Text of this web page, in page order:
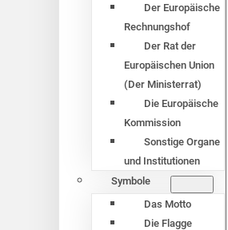
Der Europäische
Rechnungshof
Der Rat der
Europäischen Union
(Der Ministerrat)
Die Europäische
Kommission
Sonstige Organe
und Institutionen
Symbole
Das Motto
Die Flagge